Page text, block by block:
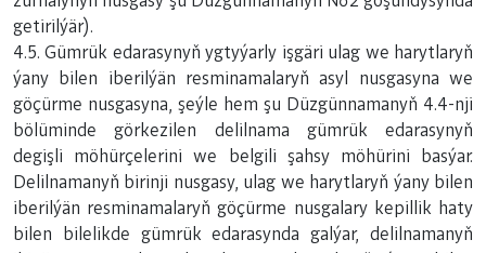
getirilýär).
4.5. Gümrük edarasynyň ygtyýarly işgäri ulag we harytlaryň
ýany bilen iberilýän resminamalaryň asyl nusgasyna we
göçürme nusgasyna, şeýle hem şu Düzgünnamanyň 4.4-nji
bölüminde görkezilen delilnama gümrük edarasynyň
degişli möhürçelerini we belgili şahsy möhürini basýar.
Delilnamanyň birinji nusgasy, ulag we harytlaryň ýany bilen
iberilýän resminamalaryň göçürme nusgalary kepillik haty
bilen bilelikde gümrük edarasynda galýar, delilnamanyň